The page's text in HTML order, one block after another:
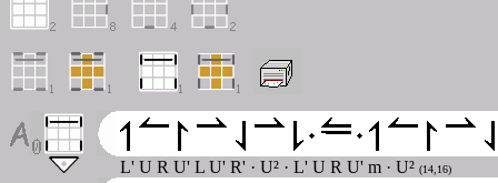
L' U R U' L U' R' · U² · L' U R U' m · U² (14,16)